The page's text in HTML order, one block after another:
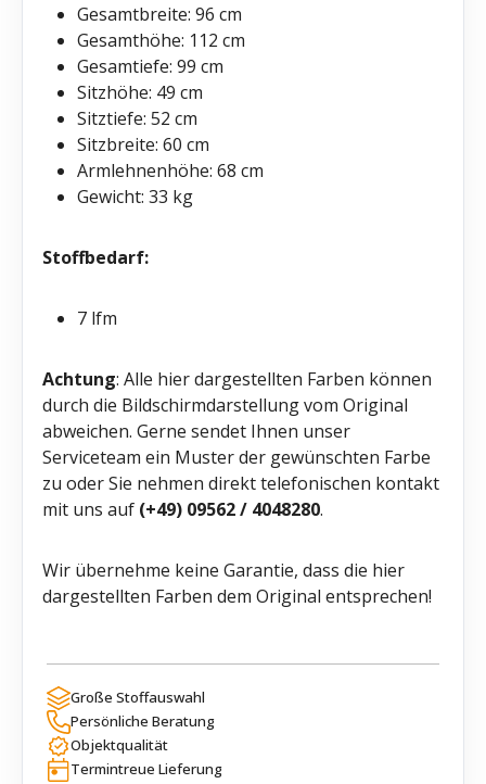
Gesamtbreite: 96 cm
Gesamthöhe: 112 cm
Gesamtiefe: 99 cm
Sitzhöhe: 49 cm
Sitztiefe: 52 cm
Sitzbreite: 60 cm
Armlehnenhöhe: 68 cm
Gewicht: 33 kg
Stoffbedarf:
7 lfm
Achtung: Alle hier dargestellten Farben können
durch die Bildschirmdarstellung vom Original
abweichen. Gerne sendet Ihnen unser
Serviceteam ein Muster der gewünschten Farbe
zu oder Sie nehmen direkt telefonischen kontakt
mit uns auf (+49) 09562 / 4048280.
Wir übernehme keine Garantie, dass die hier
dargestellten Farben dem Original entsprechen!
Große Stoffauswahl
Persönliche Beratung
Objektqualität
Termintreue Lieferung